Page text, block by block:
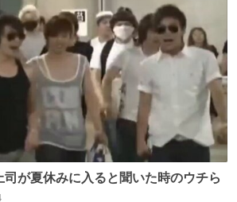
が夏休みに入ると聞いた時のウチら